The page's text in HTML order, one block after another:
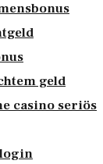
geld
casino seriös